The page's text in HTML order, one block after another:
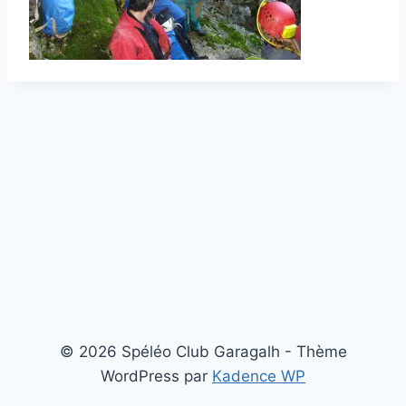
© 2026 Spéléo Club Garagalh - Thème
WordPress par Kadence WP